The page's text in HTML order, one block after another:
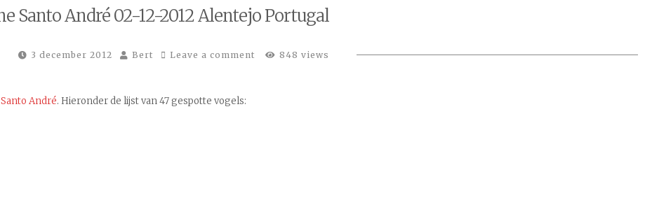
Santo André 02-12-2012 Alentejo Portugal
3 december 2012 Bert Leave a comment 848 views
André. Hieronder de lijst van 47 gespotte vogels: